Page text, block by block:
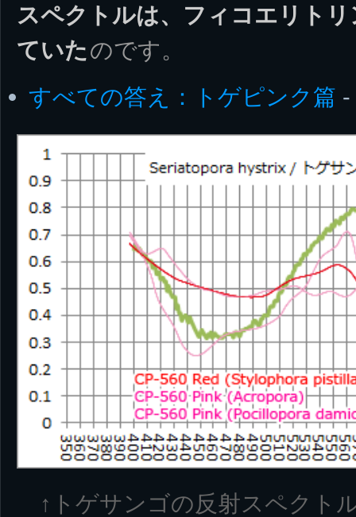
スペクトルは、フィコエリト
ていたのです。
すべての答え：トゲピンク篇 -
↑トゲサンゴの反射スペクト